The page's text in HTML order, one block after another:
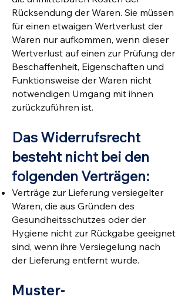
Rücksendung der Waren. Sie müssen
für einen etwaigen Wertverlust der
Waren nur aufkommen, wenn dieser
Wertverlust auf einen zur Prüfung der
Beschaffenheit, Eigenschaften und
Funktionsweise der Waren nicht
notwendigen Umgang mit ihnen
zurückzuführen ist.
Das Widerrufsrecht
besteht nicht bei den
folgenden Verträgen:
Verträge zur Lieferung versiegelter
Waren, die aus Gründen des
Gesundheitsschutzes oder der
Hygiene nicht zur Rückgabe geeignet
sind, wenn ihre Versiegelung nach
der Lieferung entfernt wurde.
Muster-